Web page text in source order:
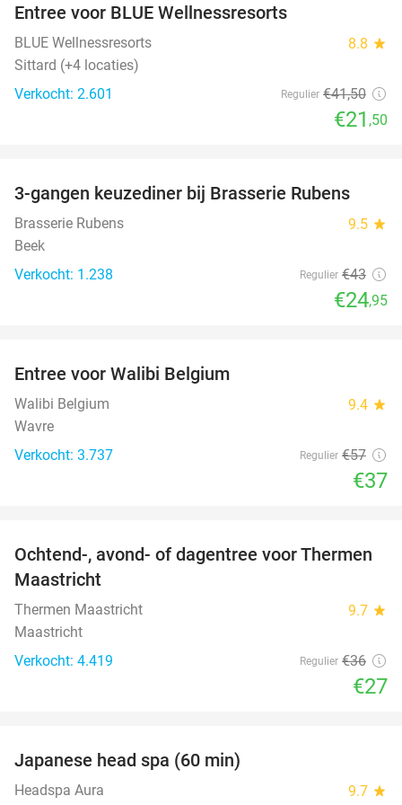
Entree voor BLUE Wellnessresorts
BLUE Wellnessresorts 8.8 star
Sittard (+4 locaties)
Verkocht: 2.601
Regulier €41,50
€21 ,50
42%
3-gangen keuzediner bij Brasserie Rubens
Brasserie Rubens 9.5 star
Beek
Verkocht: 1.238
Regulier €43
€24,95
Entree voor Walibi Belgium
Walibi Belgium 9.4 star
Wavre
Verkocht: 3.737
Regulier €57
€37
25%
Ochtend-, avond- of dagentree voor Thermen
Maastricht
Thermen Maastricht 9.7 star
Maastricht
Verkocht: 4.419
Regulier €36
€27
Japanese head spa (60 min)
Headspa Aura 9.7 star